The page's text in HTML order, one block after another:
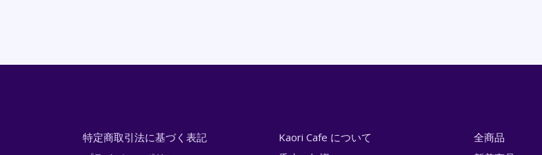
特定商取引法に基づく表記
Kaori Cafe について
全商品